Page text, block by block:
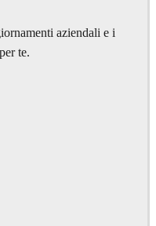
aziendali e i
te.